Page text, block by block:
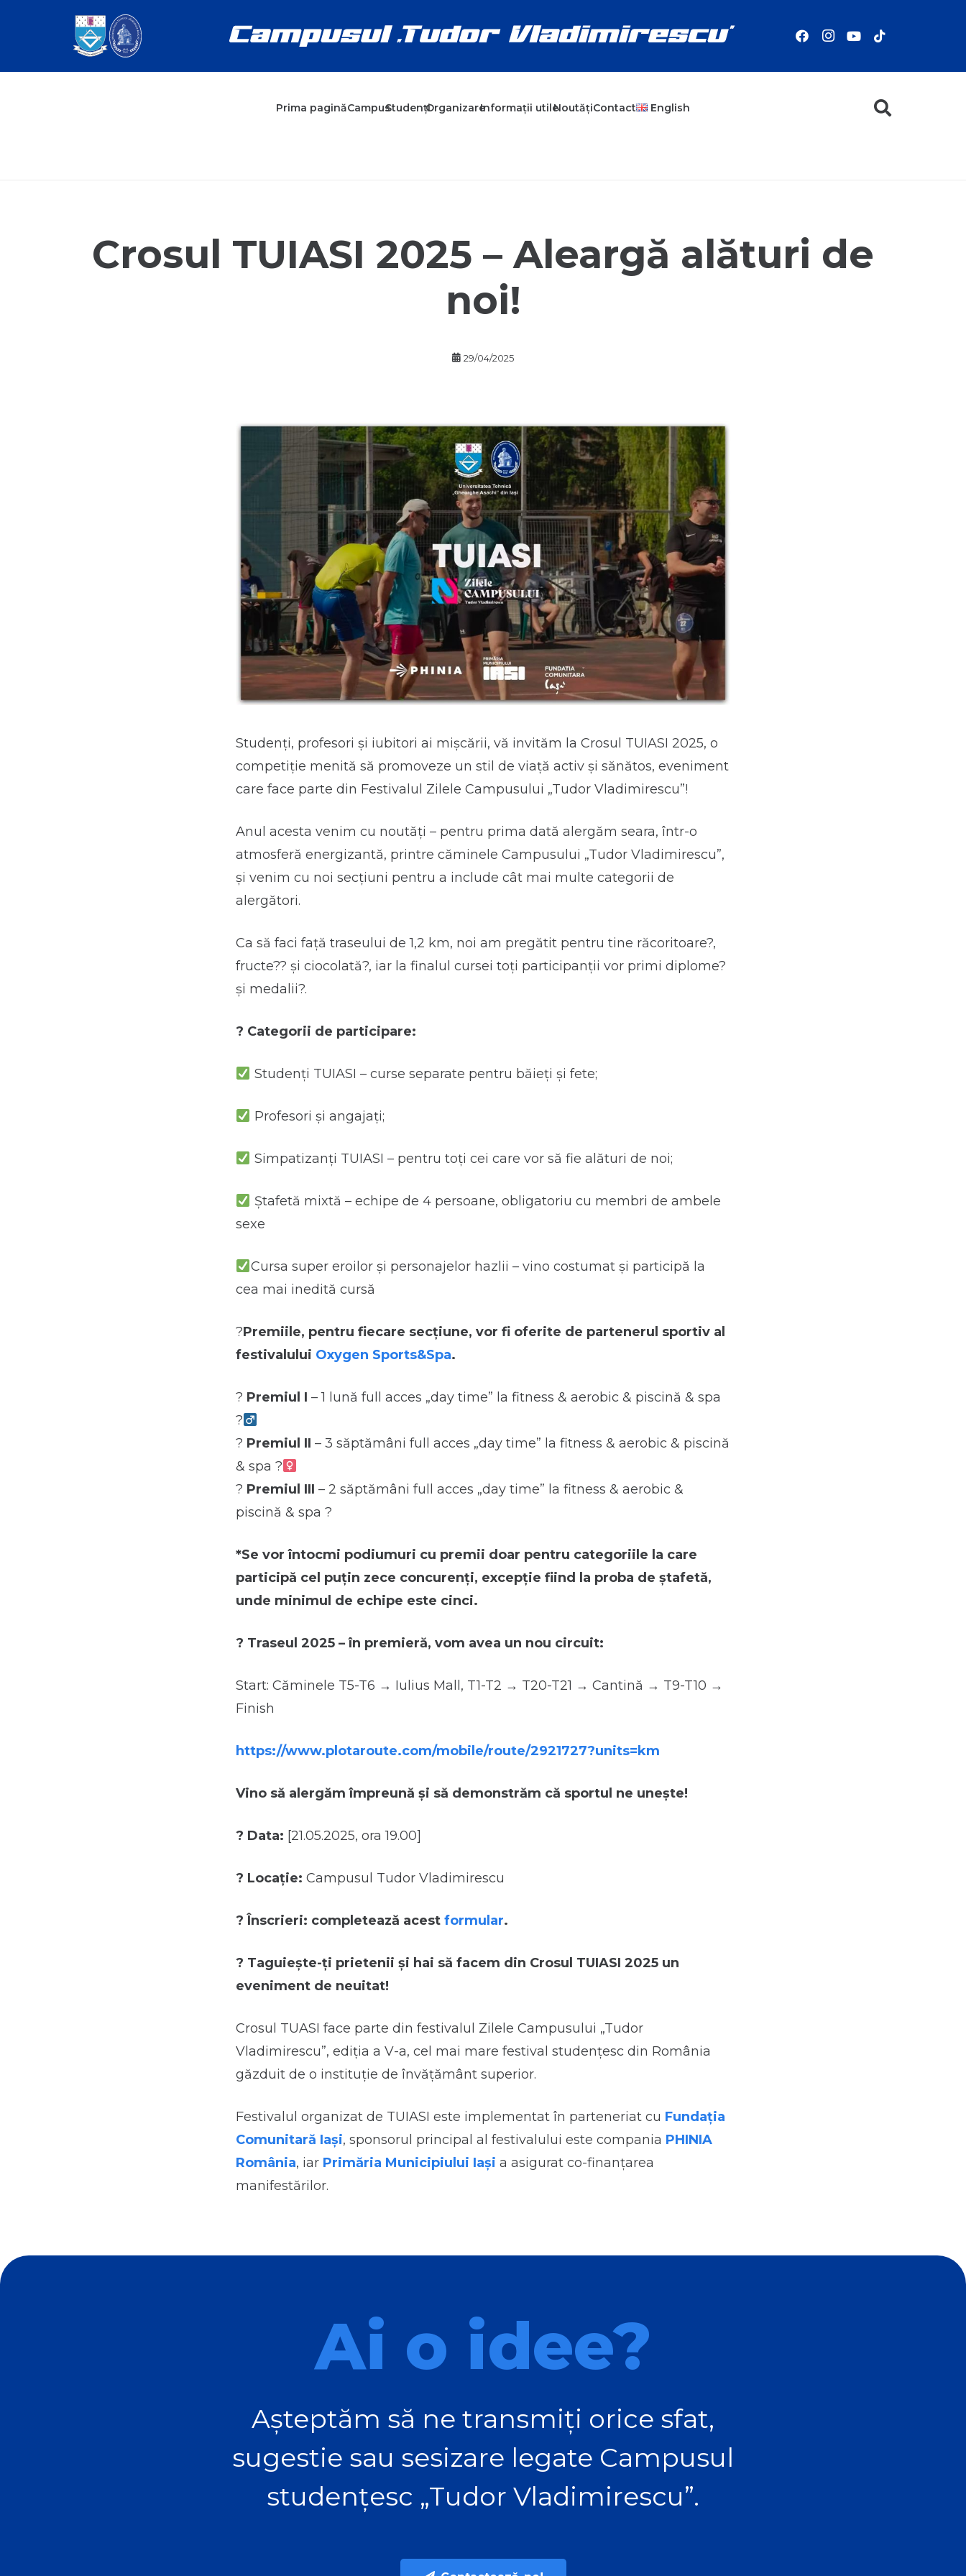
Prima paginăCampusStudențiOrganizareInformații utileNoutățiContact English
Crosul TUIASI 2025 – Aleargă alături de
noi!
29/04/2025
Studenți, profesori și iubitori ai mișcării, vă invităm la Crosul TUIASI 2025, o
competiție menită să promoveze un stil de viață activ și sănătos, eveniment
care face parte din Festivalul Zilele Campusului „Tudor Vladimirescu”!
Anul acesta venim cu noutăți – pentru prima dată alergăm seara, într-o
atmosferă energizantă, printre căminele Campusului „Tudor Vladimirescu”,
și venim cu noi secțiuni pentru a include cât mai multe categorii de
alergători.
Ca să faci față traseului de 1,2 km, noi am pregătit pentru tine răcoritoare?,
fructe?? și ciocolată?, iar la finalul cursei toți participanții vor primi diplome?
și medalii?.
? Categorii de participare:
Studenți TUIASI – curse separate pentru băieți și fete;
Profesori și angajați;
Simpatizanți TUIASI – pentru toți cei care vor să fie alături de noi;
Ștafetă mixtă – echipe de 4 persoane, obligatoriu cu membri de ambele
sexe
Cursa super eroilor și personajelor hazlii – vino costumat și participă la
cea mai inedită cursă
?Premiile, pentru fiecare secțiune, vor fi oferite de partenerul sportiv al
festivalului Oxygen Sports&Spa.
? Premiul I – 1 lună full acces „day time” la fitness & aerobic & piscină & spa
?‍
? Premiul II – 3 săptămâni full acces „day time” la fitness & aerobic & piscină
& spa ?
? Premiul III – 2 săptămâni full acces „day time” la fitness & aerobic &
piscină & spa ?
*Se vor întocmi podiumuri cu premii doar pentru categoriile la care
participă cel puțin zece concurenți, excepție fiind la proba de ștafetă,
unde minimul de echipe este cinci.
? Traseul 2025 – în premieră, vom avea un nou circuit:
Start: Căminele T5-T6 → Iulius Mall, T1-T2 → T20-T21 → Cantină → T9-T10 →
Finish
https://www.plotaroute.com/mobile/route/2921727?units=km
Vino să alergăm împreună și să demonstrăm că sportul ne unește!
? Data: [21.05.2025, ora 19.00]
? Locație: Campusul Tudor Vladimirescu
?️ Înscrieri: completează acest formular.
? Taguiește-ți prietenii și hai să facem din Crosul TUIASI 2025 un
eveniment de neuitat!
Crosul TUASI face parte din festivalul Zilele Campusului „Tudor
Vladimirescu”, ediția a V-a, cel mai mare festival studențesc din România
găzduit de o instituție de învățământ superior.
Festivalul organizat de TUIASI este implementat în parteneriat cu Fundația
Comunitară Iași, sponsorul principal al festivalului este compania PHINIA
România, iar Primăria Municipiului Iași a asigurat co-finanțarea
manifestărilor.
Ai o idee?
Așteptăm să ne transmiți orice sfat,
sugestie sau sesizare legate Campusul
studențesc „Tudor Vladimirescu”.